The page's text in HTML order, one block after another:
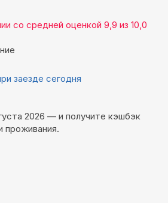
со средней оценкой 9,9 из 10,0
заезде сегодня
2026 — и получите кэшбэк
проживания.